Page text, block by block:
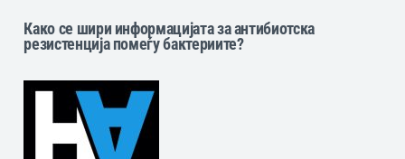
Како се шири информацијата за антибиотска
резистенција помеѓу бактериите?